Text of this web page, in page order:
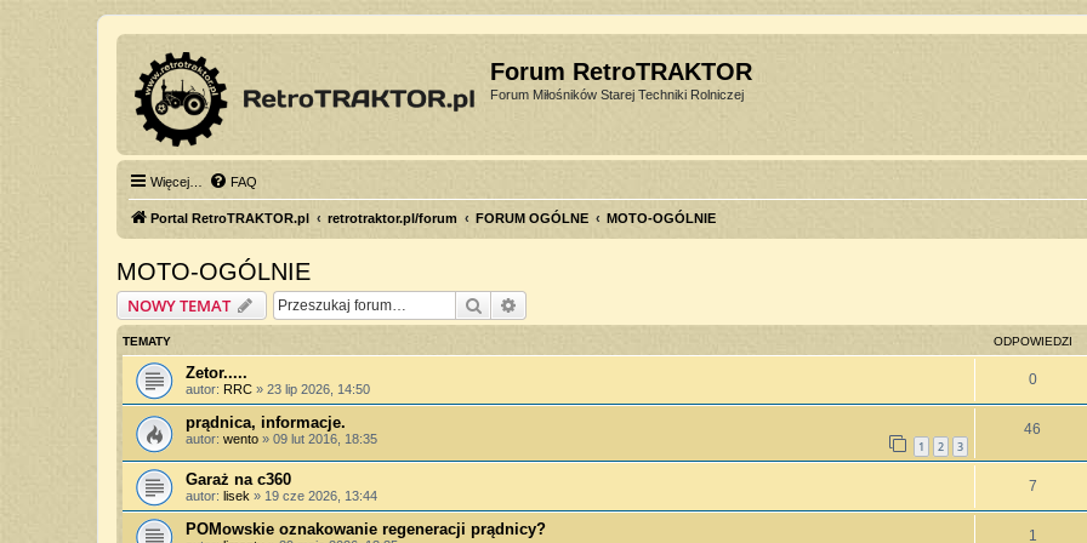
Forum RetroTRAKTOR
Forum Miłośników Starej Techniki Rolniczej
Więcej… FAQ
Portal RetroTRAKTOR.pl retrotraktor.pl/forum FORUM OGÓLNE MOTO-OGÓLNIE
MOTO-OGÓLNIE
NOWY TEMAT Szukaj
TEMATY ODPOWIEDZI
Zetor.....
autor: RRC » 23 lip 2026, 14:50
0
prądnica, informacje.
autor: wento » 09 lut 2016, 18:35 1 2 3
46
Garaż na c360
autor: lisek » 19 cze 2026, 13:44
7
POMowskie oznakowanie regeneracji prądnicy? 1